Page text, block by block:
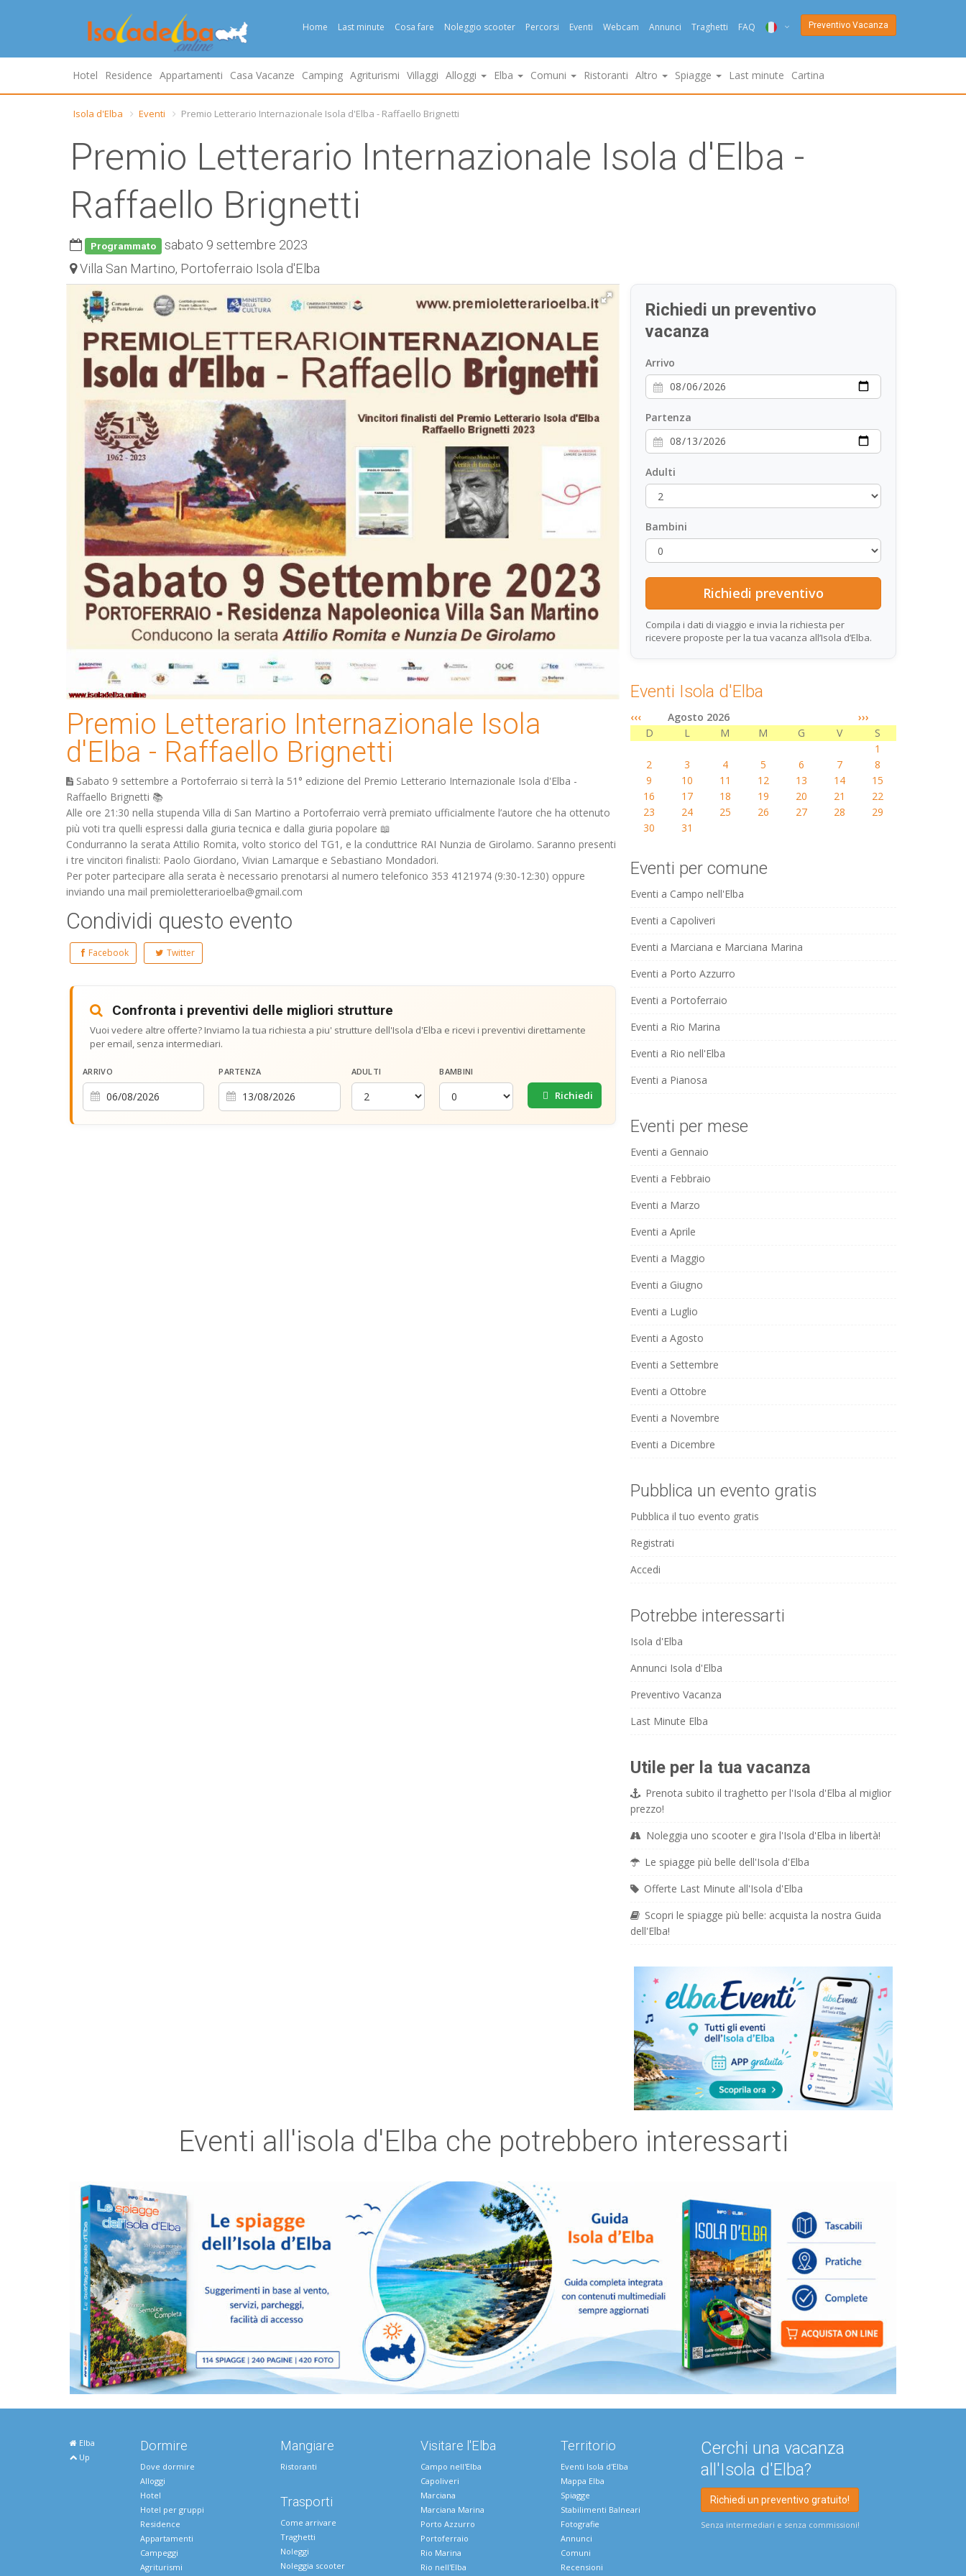
Home Last minute Cosa fare Noleggio scooter Percorsi Eventi Webcam Annunci Traghetti FAQ
ENG
SLO
Preventivo Vacanza
Hotel Residence Appartamenti Casa Vacanze Camping Agriturismi Villaggi Alloggi Elba Comuni Ristoranti Altro Spiagge Last minute Cartina
Isola d'Elba Eventi Premio Letterario Internazionale Isola d'Elba - Raffaello Brignetti
Premio Letterario Internazionale Isola d'Elba -
Raffaello Brignetti
Programmato
sabato 9 settembre 2023
Villa San Martino, Portoferraio Isola d'Elba
Premio Letterario Internazionale Isola
d'Elba - Raffaello Brignetti
Sabato 9 settembre a Portoferraio si terrà la 51° edizione del Premio Letterario Internazionale Isola d'Elba -
Raffaello Brignetti 📚
Alle ore 21:30 nella stupenda Villa di San Martino a Portoferraio verrà premiato ufficialmente l’autore che ha ottenuto
più voti tra quelli espressi dalla giuria tecnica e dalla giuria popolare 📖
Condurranno la serata Attilio Romita, volto storico del TG1, e la conduttrice RAI Nunzia de Girolamo. Saranno presenti
i tre vincitori finalisti: Paolo Giordano, Vivian Lamarque e Sebastiano Mondadori.
Per poter partecipare alla serata è necessario prenotarsi al numero telefonico 353 4121974 (9:30-12:30) oppure
inviando una mail premioletterarioelba@gmail.com
Condividi questo evento
Facebook Twitter
Confronta i preventivi delle migliori strutture
Vuoi vedere altre offerte? Inviamo la tua richiesta a piu' strutture dell'Isola d'Elba e ricevi i preventivi direttamente
per email, senza intermediari.
ARRIVO PARTENZA ADULTI BAMBINI
Richiedi
Richiedi un preventivo
vacanza
Arrivo
Partenza
Adulti
Bambini
Compila i dati di viaggio e invia la richiesta per
ricevere proposte per la tua vacanza all’Isola d’Elba.
Eventi Isola d'Elba
‹‹‹ Agosto 2026
›››
D
L M M G V
S
1
2
3 4 5 6 7
8
9
10 11 12 13 14
15
16
17 18 19 20 21
22
23
24 25 26 27 28
29
30
31
Eventi per comune
Eventi a Campo nell'Elba
Eventi a Capoliveri
Eventi a Marciana e Marciana Marina
Eventi a Porto Azzurro
Eventi a Portoferraio
Eventi a Rio Marina
Eventi a Rio nell'Elba
Eventi a Pianosa
Eventi per mese
Eventi a Gennaio
Eventi a Febbraio
Eventi a Marzo
Eventi a Aprile
Eventi a Maggio
Eventi a Giugno
Eventi a Luglio
Eventi a Agosto
Eventi a Settembre
Eventi a Ottobre
Eventi a Novembre
Eventi a Dicembre
Pubblica un evento gratis
Pubblica il tuo evento gratis
Registrati
Accedi
Potrebbe interessarti
Isola d'Elba
Annunci Isola d'Elba
Preventivo Vacanza
Last Minute Elba
Utile per la tua vacanza
Prenota subito il traghetto per l'Isola d'Elba al miglior
prezzo!
Noleggia uno scooter e gira l'Isola d'Elba in libertà!
Le spiagge più belle dell'Isola d'Elba
Offerte Last Minute all'Isola d'Elba
Scopri le spiagge più belle: acquista la nostra Guida
dell'Elba!
Eventi all'isola d'Elba che potrebbero interessarti
Elba
Up
Dormire
Dove dormire
Alloggi
Hotel
Hotel per gruppi
Residence
Appartamenti
Campeggi
Agriturismi
Mangiare
Ristoranti
Trasporti
Come arrivare
Traghetti
Noleggi
Noleggia scooter
Visitare l'Elba
Campo nell'Elba
Capoliveri
Marciana
Marciana Marina
Porto Azzurro
Portoferraio
Rio Marina
Rio nell'Elba
Territorio
Eventi Isola d'Elba
Mappa Elba
Spiagge
Stabilimenti Balneari
Fotografie
Annunci
Comuni
Recensioni
Cerchi una vacanza
all'Isola d'Elba?
Richiedi un preventivo gratuito!
Senza intermediari e senza commissioni!